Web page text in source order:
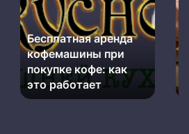
лук
и
не
плакать:
простые
лайфхаки
и
Как резать лук и не
плакать: простые
лайфхаки и
правильная техника